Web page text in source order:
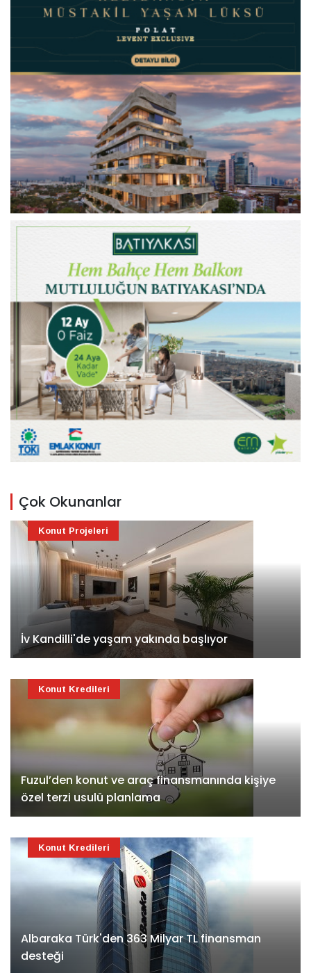
Çok Okunanlar
İv Kandilli'de yaşam yakında başlıyor
Konut Projeleri
Fuzul’den konut ve araç finansmanında kişiye
özel terzi usulü planlama
Konut Kredileri
Albaraka Türk'den 363 Milyar TL finansman
desteği
Konut Kredileri